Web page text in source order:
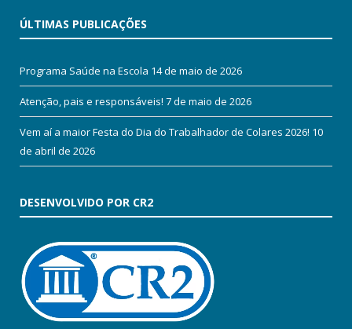
ÚLTIMAS PUBLICAÇÕES
Programa Saúde na Escola 14 de maio de 2026
Atenção, pais e responsáveis! 7 de maio de 2026
Vem aí a maior Festa do Dia do Trabalhador de Colares 2026! 10
de abril de 2026
DESENVOLVIDO POR CR2